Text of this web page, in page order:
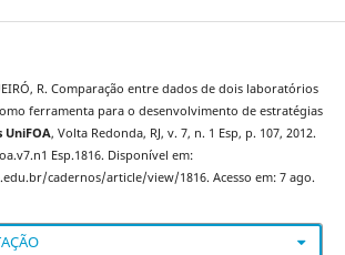
R. Comparação entre dados de dois laboratórios
ferramenta para o desenvolvimento de estratégias
UniFOA, Volta Redonda, RJ, v. 7, n. 1 Esp, p. 107, 2012.
Esp.1816. Disponível em:
cadernos/article/view/1816. Acesso em: 7 ago.